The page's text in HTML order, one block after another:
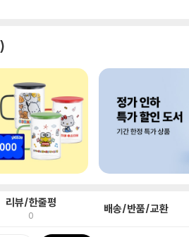
리뷰/한줄평
0 배송/반품/교환